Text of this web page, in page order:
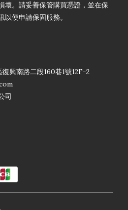
壞。請妥善保管購買憑證，並在保
以便申請保固服務。
興南路二段160巷1號12F-2
司